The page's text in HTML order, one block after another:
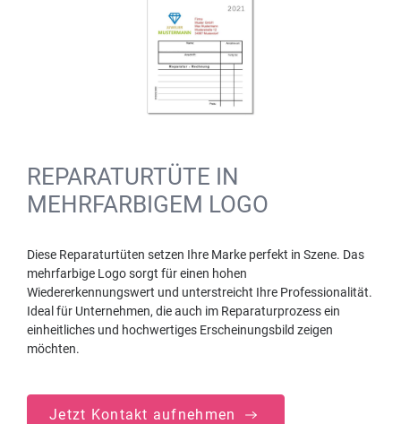
REPARATURTÜTE IN
MEHRFARBIGEM LOGO
Diese Reparaturtüten setzen Ihre Marke perfekt in Szene. Das
mehrfarbige Logo sorgt für einen hohen
Wiedererkennungswert und unterstreicht Ihre Professionalität.
Ideal für Unternehmen, die auch im Reparaturprozess ein
einheitliches und hochwertiges Erscheinungsbild zeigen
möchten.
Jetzt Kontakt aufnehmen